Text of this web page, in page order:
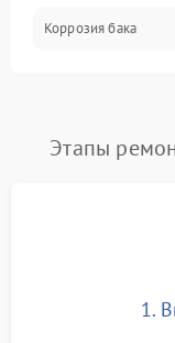
Коррозия бака
Этапы
1.